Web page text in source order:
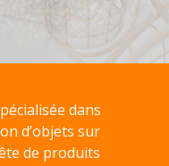
dans
d’objets sur
de produits